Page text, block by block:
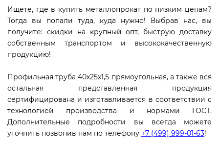
Ищете, где в купить металлопрокат по низким ценам?
Тогда вы попали туда, куда нужно! Выбрав нас, вы
получите: скидки на крупный опт, быструю доставку
собственным транспортом и высококачественную
продукцию!
Профильная труба 40х25х1,5 прямоугольная, а также вся
остальная представленная продукция
сертифицирована и изготавливается в соответствии с
технологией производства и нормами ГОСТ.
Дополнительные подробности вы всегда можете
уточнить позвонив нам по телефону +7 (499) 999-01-63!